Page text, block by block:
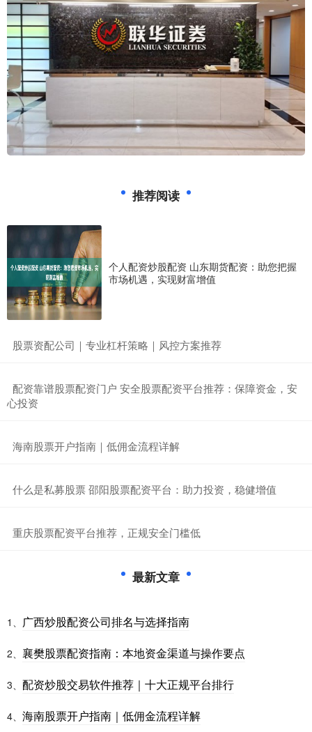
推荐阅读
个人配资炒股配资 山东期货配资：助您把握
市场机遇，实现财富增值
​股票资配公司｜专业杠杆策略｜风控方案推荐
​配资靠谱股票配资门户 安全股票配资平台推荐：保障资金，安
心投资
​海南股票开户指南｜低佣金流程详解
​什么是私募股票 邵阳股票配资平台：助力投资，稳健增值
​重庆股票配资平台推荐，正规安全门槛低
最新文章
1、 广西炒股配资公司排名与选择指南
2、 襄樊股票配资指南：本地资金渠道与操作要点
3、 配资炒股交易软件推荐｜十大正规平台排行
4、 海南股票开户指南｜低佣金流程详解